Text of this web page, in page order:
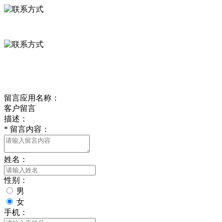
留言应用名称：
客户留言
描述：
* 留言内容：
姓名：
性别：
男
女
手机：